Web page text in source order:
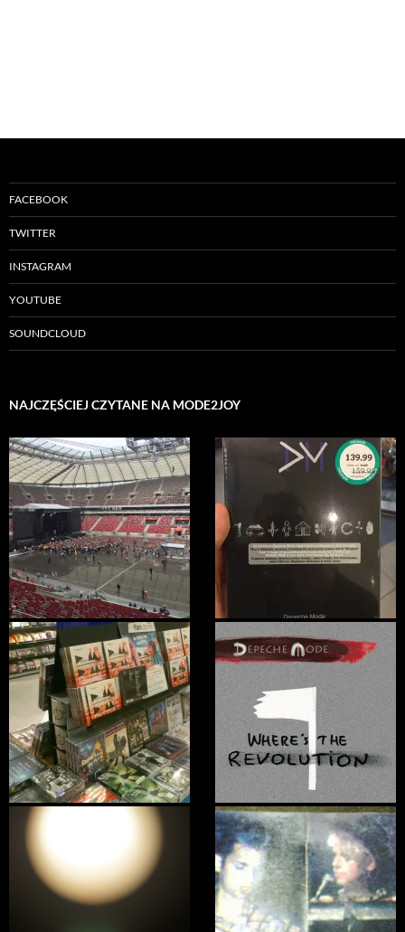
FACEBOOK
TWITTER
INSTAGRAM
YOUTUBE
SOUNDCLOUD
NAJCZĘŚCIEJ CZYTANE NA MODE2JOY